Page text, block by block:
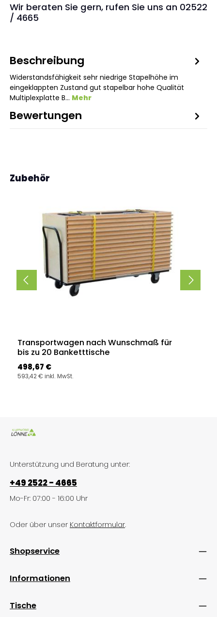
Wir beraten Sie gern, rufen Sie uns an 02522
/ 4665
Beschreibung
Widerstandsfähigkeit sehr niedrige Stapelhöhe im
eingeklappten Zustand gut stapelbar hohe Qualität
Multiplexplatte B… Mehr
Bewertungen
Produktgalerie überspringen
Zubehör
Transportwagen nach Wunschmaß für
bis zu 20 Banketttische
Regulärer Preis:
498,67 €
593,42 € inkl. MwSt.
Unterstützung und Beratung unter:
+49 2522 - 4665
Mo-Fr: 07:00 - 16:00 Uhr
Oder über unser Kontaktformular.
Shopservice
Informationen
Tische